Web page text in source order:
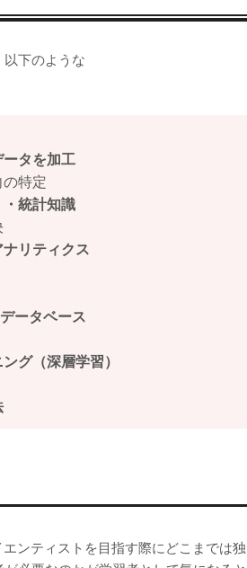
下のような
タを加工
の特定
統計知識
リティクス
ータベース
グ（深層学習）
ンティストを目指す際にどこまでは独